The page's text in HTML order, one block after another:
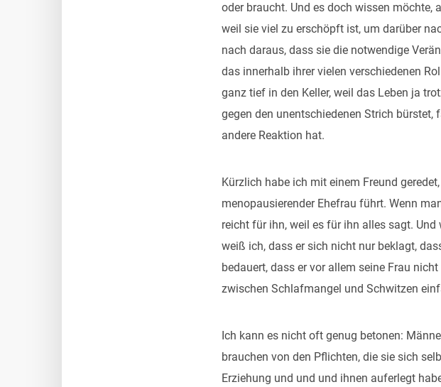
oder braucht. Und es doch wissen möchte,
weil sie viel zu erschöpft ist, um darüber
nach daraus, dass sie die notwendige
das innerhalb ihrer vielen verschiedenen
ganz tief in den Keller, weil das Leben ja
gegen den unentschiedenen Strich
andere Reaktion hat.
Kürzlich habe ich mit einem Freund
menopausierender Ehefrau führt. Wenn
reicht für ihn, weil es für ihn alles sagt.
weiß ich, dass er sich nicht nur beklagt,
bedauert, dass er vor allem seine Frau
zwischen Schlafmangel und Schwitzen
Ich kann es nicht oft genug betonen:
brauchen von den Pflichten, die sie sich
Erziehung und und und ihnen auferlegt